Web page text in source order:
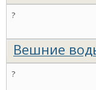
?
Вешние
?